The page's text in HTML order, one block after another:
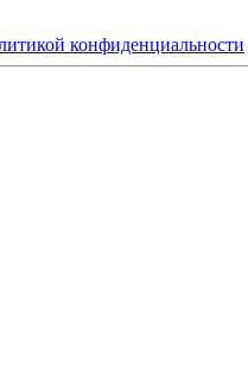
конфиденциальности